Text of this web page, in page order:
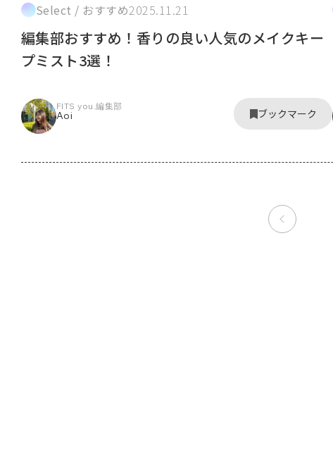
Select / おすすめ2025.11.21
編集部おすすめ！香りの良い人気のメイクキー
プミスト3選！
FITS you.編集部
Aoi ブックマーク